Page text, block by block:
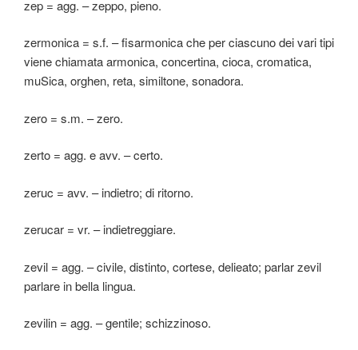
zep = agg. – zeppo, pieno.
zermonica = s.f. – fisarmonica che per ciascuno dei vari tipi
viene chiamata armonica, concertina, cioca, cromatica,
muSica, orghen, reta, similtone, sonadora.
zero = s.m. – zero.
zerto = agg. e avv. – certo.
zeruc = avv. – indietro; di ritorno.
zerucar = vr. – indietreggiare.
zevil = agg. – civile, distinto, cortese, delieato; parlar zevil
parlare in bella lingua.
zevilin = agg. – gentile; schizzinoso.